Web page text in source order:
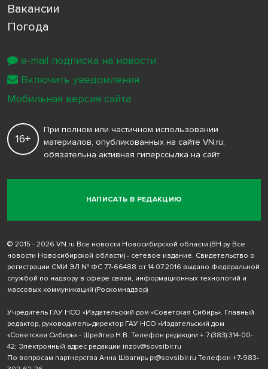
Вакансии
Погода
НАПИСАТЬ В РЕДАКЦИЮ
16+
При полном или частичном использовании
материалов, опубликованных на сайте VN.ru,
обязательна активная гиперссылка на сайт
© 2015 - 2026 VN.ru Все новости Новосибирской области (ВН.ру Все
новости Новосибирской области) - сетевое издание. Свидетельство о
регистрации СМИ ЭЛ № ФС 77-66488 от 14.07.2016 выдано Федеральной
службой по надзору в сфере связи, информационных технологий и
массовых коммуникаций (Роскомнадзор)
Учредитель ГАУ НСО «Издательский дом «Советская Сибирь». Главный
редактор, руководитель-директор ГАУ НСО «Издательский дом
«Советская Сибирь» - Шрейтер Н.В. Телефон редакции + 7 (383) 314-00-
42; Электронный адрес редакции inzov@sovsibir.ru
По вопросам партнерства Анна Швагирь pr@sovsibir.ru Телефон +7-983-
e-mail подписка на новости
Включить уведомления
Мобильная версия сайта